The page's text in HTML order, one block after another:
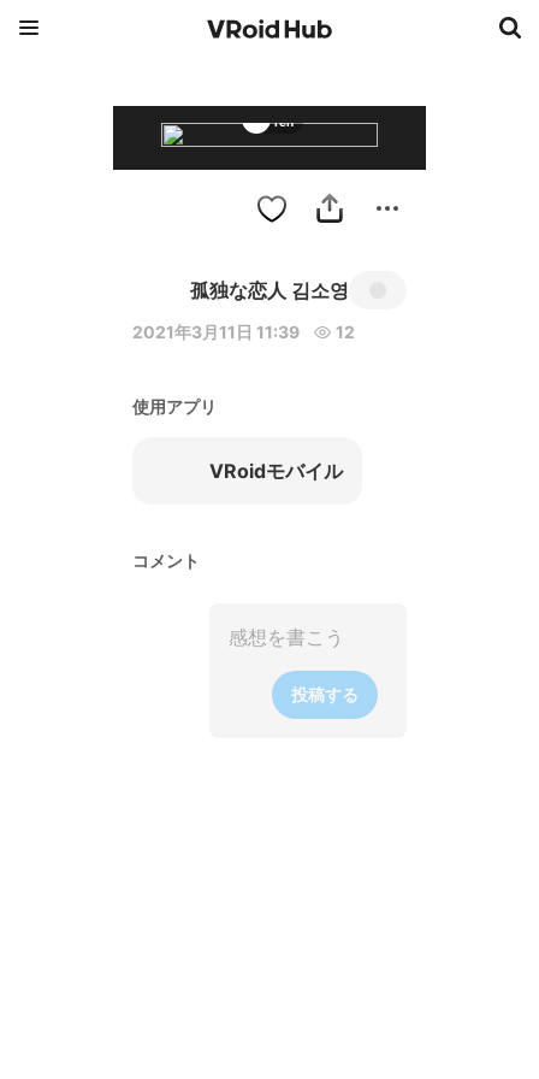
ren
孤独な恋人 김소영
2021年3月11日 11:39 12
使用アプリ
VRoidモバイル
コメント
投稿する